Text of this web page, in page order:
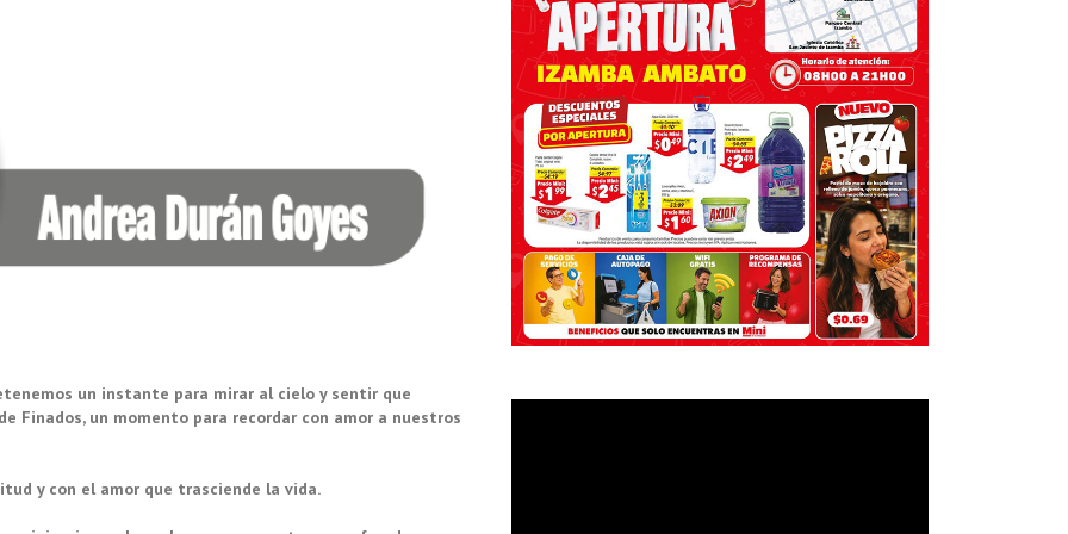
un instante para mirar al cielo y sentir que
Finados, un momento para recordar con amor a nuestros
y con el amor que trasciende la vida.